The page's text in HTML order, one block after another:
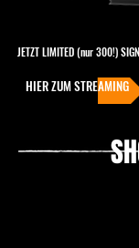
JETZT LIMITED (nur 300!)
HIER ZUM STREAMING